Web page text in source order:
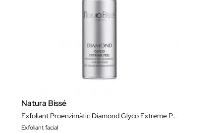
Natura Bissé
Exfoliant Proenzimàtic Diamond Glyco Extreme Peel 30 ml
Exfoliant facial